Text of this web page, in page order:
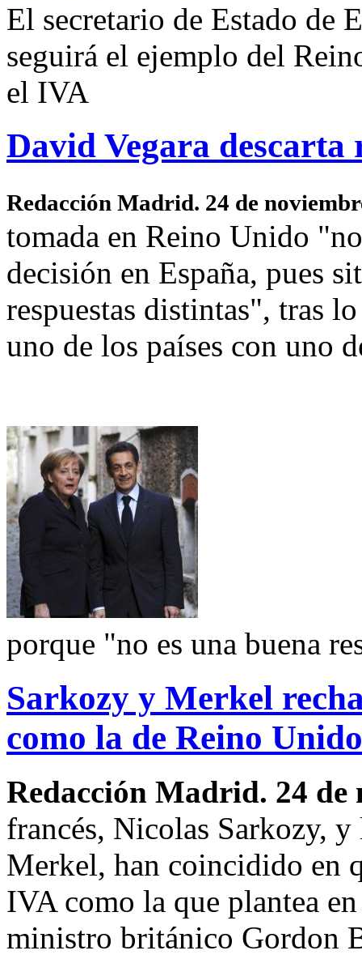
El secretario de Estado de
seguirá el ejemplo del
el IVA
David Vegara
Redacción Madrid. 24 de
tomada en Reino Unido
decisión en España, pues
respuestas distintas", tras
uno de los países con uno
porque "no es una buena
Sarkozy y Merkel
como la de Reino Unido
Redacción Madrid. 24
francés, Nicolas Sarkozy,
Merkel, han coincidido en
IVA como la que plantea
ministro británico Gordon